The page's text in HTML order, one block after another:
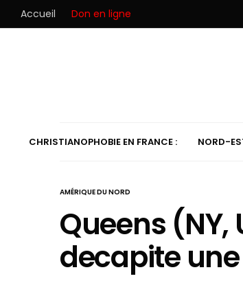
Accueil Don en ligne
CHRISTIANOPHOBIE EN FRANCE : NORD-
AMÉRIQUE DU NORD
Queens
decapite